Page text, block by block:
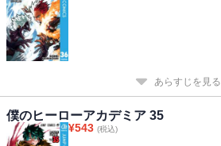
あらすじを見る
僕のヒーローアカデミア 35
¥543 (税込)